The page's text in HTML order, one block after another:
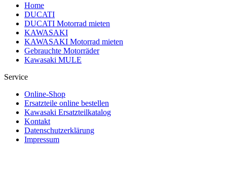
Home
DUCATI
DUCATI Motorrad mieten
KAWASAKI
KAWASAKI Motorrad mieten
Gebrauchte Motorräder
Kawasaki MULE
Service
Online-Shop
Ersatzteile online bestellen
Kawasaki Ersatzteilkatalog
Kontakt
Datenschutzerklärung
Impressum